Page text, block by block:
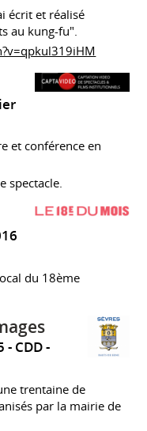
écrit et réalisé
au kung-fu".
et conférence en
spectacle.
du 18ème
CDD
trentaine de
par la mairie de